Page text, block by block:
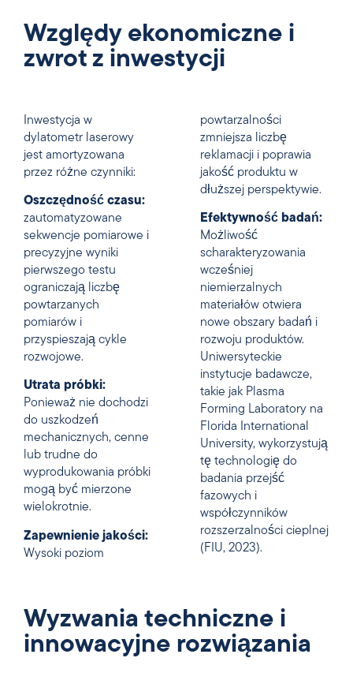
Względy ekonomiczne i
zwrot z inwestycji
Inwestycja w
dylatometr laserowy
jest amortyzowana
przez różne czynniki:
Oszczędność czasu:
zautomatyzowane
sekwencje pomiarowe i
precyzyjne wyniki
pierwszego testu
ograniczają liczbę
powtarzanych
pomiarów i
przyspieszają cykle
rozwojowe.
Utrata próbki:
Ponieważ nie dochodzi
do uszkodzeń
mechanicznych, cenne
lub trudne do
wyprodukowania próbki
mogą być mierzone
wielokrotnie.
Zapewnienie jakości:
Wysoki poziom
powtarzalności
zmniejsza liczbę
reklamacji i poprawia
jakość produktu w
dłuższej perspektywie.
Efektywność badań:
Możliwość
scharakteryzowania
wcześniej
niemierzalnych
materiałów otwiera
nowe obszary badań i
rozwoju produktów.
Uniwersyteckie
instytucje badawcze,
takie jak Plasma
Forming Laboratory na
Florida International
University, wykorzystują
tę technologię do
badania przejść
fazowych i
współczynników
rozszerzalności cieplnej
(FIU, 2023).
Wyzwania techniczne i
innowacyjne rozwiązania